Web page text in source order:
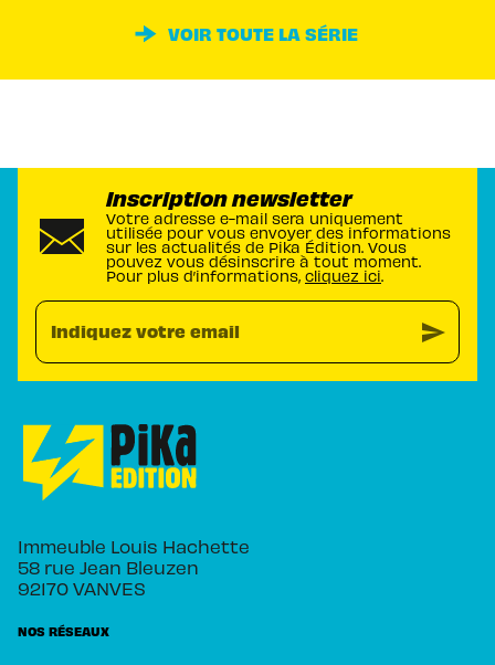
VOIR TOUTE LA SÉRIE
Inscription newsletter
Votre adresse e-mail sera uniquement
utilisée pour vous envoyer des informations
sur les actualités de Pika Édition. Vous
pouvez vous désinscrire à tout moment.
Pour plus d’informations, cliquez ici.
Indiquez votre email send
Immeuble Louis Hachette
58 rue Jean Bleuzen
92170 VANVES
NOS RÉSEAUX